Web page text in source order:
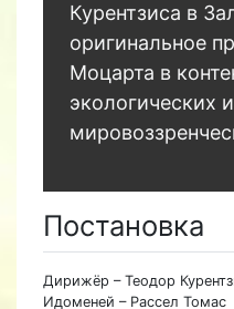
Курентзиса в
оригинальное
Моцарта в
экологических и
Постановка
Дирижёр – Теодор
Идоменей – Рассел Томас